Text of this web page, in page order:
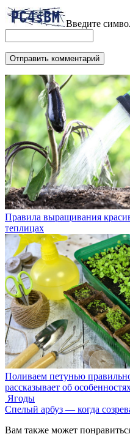
Введите
Правила выращивания
теплицах
Поливаем петунью
рассказывает об
Ягоды
Спелый арбуз — когда
Вам также может